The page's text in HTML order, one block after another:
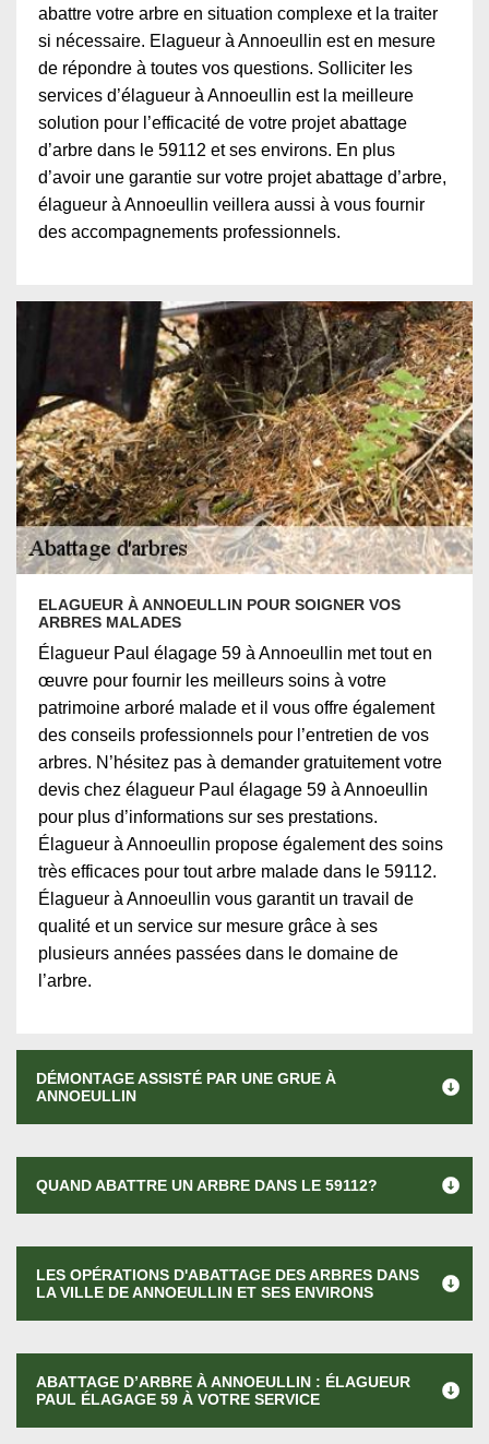
abattre votre arbre en situation complexe et la traiter
si nécessaire. Elagueur à Annoeullin est en mesure
de répondre à toutes vos questions. Solliciter les
services d’élagueur à Annoeullin est la meilleure
solution pour l’efficacité de votre projet abattage
d’arbre dans le 59112 et ses environs. En plus
d’avoir une garantie sur votre projet abattage d’arbre,
élagueur à Annoeullin veillera aussi à vous fournir
des accompagnements professionnels.
ELAGUEUR À ANNOEULLIN POUR SOIGNER VOS
ARBRES MALADES
Élagueur Paul élagage 59 à Annoeullin met tout en
œuvre pour fournir les meilleurs soins à votre
patrimoine arboré malade et il vous offre également
des conseils professionnels pour l’entretien de vos
arbres. N’hésitez pas à demander gratuitement votre
devis chez élagueur Paul élagage 59 à Annoeullin
pour plus d’informations sur ses prestations.
Élagueur à Annoeullin propose également des soins
très efficaces pour tout arbre malade dans le 59112.
Élagueur à Annoeullin vous garantit un travail de
qualité et un service sur mesure grâce à ses
plusieurs années passées dans le domaine de
l’arbre.
DÉMONTAGE ASSISTÉ PAR UNE GRUE À
ANNOEULLIN
QUAND ABATTRE UN ARBRE DANS LE 59112?
LES OPÉRATIONS D'ABATTAGE DES ARBRES DANS
LA VILLE DE ANNOEULLIN ET SES ENVIRONS
ABATTAGE D’ARBRE À ANNOEULLIN : ÉLAGUEUR
PAUL ÉLAGAGE 59 À VOTRE SERVICE